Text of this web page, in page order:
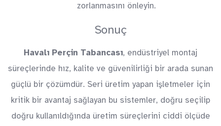
zorlanmasını önleyin.
Sonuç
Havalı Perçin Tabancası, endüstriyel montaj
süreçlerinde hız, kalite ve güvenilirliği bir arada sunan
güçlü bir çözümdür. Seri üretim yapan işletmeler için
kritik bir avantaj sağlayan bu sistemler, doğru seçilip
doğru kullanıldığında üretim süreçlerini ciddi ölçüde